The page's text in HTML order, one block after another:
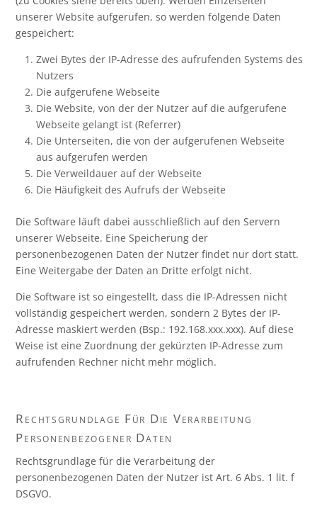
unserer Website aufgerufen, so werden folgende Daten
gespeichert:
Zwei Bytes der IP-Adresse des aufrufenden Systems des
Nutzers
Die aufgerufene Webseite
Die Website, von der der Nutzer auf die aufgerufene
Webseite gelangt ist (Referrer)
Die Unterseiten, die von der aufgerufenen Webseite
aus aufgerufen werden
Die Verweildauer auf der Webseite
Die Häufigkeit des Aufrufs der Webseite
Die Software läuft dabei ausschließlich auf den Servern
unserer Webseite. Eine Speicherung der
personenbezogenen Daten der Nutzer findet nur dort statt.
Eine Weitergabe der Daten an Dritte erfolgt nicht.
Die Software ist so eingestellt, dass die IP-Adressen nicht
vollständig gespeichert werden, sondern 2 Bytes der IP-
Adresse maskiert werden (Bsp.: 192.168.xxx.xxx). Auf diese
Weise ist eine Zuordnung der gekürzten IP-Adresse zum
aufrufenden Rechner nicht mehr möglich.
Rechtsgrundlage Für Die Verarbeitung
Personenbezogener Daten
Rechtsgrundlage für die Verarbeitung der
personenbezogenen Daten der Nutzer ist Art. 6 Abs. 1 lit. f
DSGVO.